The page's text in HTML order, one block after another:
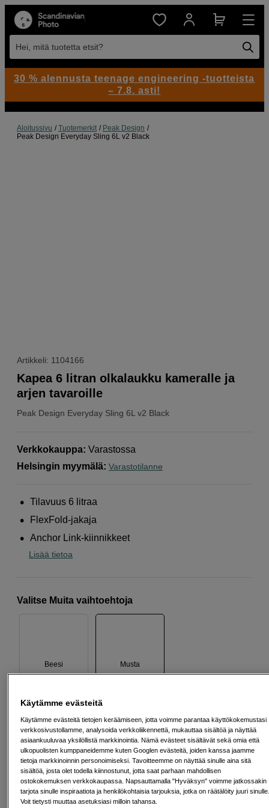
Hei, mitä tuotetta etsit?
Aloitussivu Tuotemerkit
Peak Design
Peak Design Everyday Sling 6L v2 Black
Artikkeli: 1104166
Peak Design Everyday Sling 6L v2 Black
Kapea 6 litran olkalaukku kameralle ja
arjen tavaroille
Verkkokauppa: Varastossa
Helsingin myymälä: Varastotilanne
Tilavuus 6 litraa
FlexFold-jakaja
Anchor Link-kiinnikkeet
Lisää tietoa
Valitse Muita vaihtoehtoja
Beesi Musta
136 EUR
Lisää ostoskoriin
Maksa Svea-erämaksulla
Esimerkki: 36 kk, 5 EUR/kk, yhteensä 185 EUR, todellinen vuosikorko
30 % alennusta teenage engineering -tuotteista
– 7.8. asti!
Käytämme evästeitä
Käytämme evästeitä tietojen keräämiseen, jotta voimme parantaa käyttökokemustasi
verkkosivustollamme, analysoida verkkoliikennettä, mukauttaa sisältöä ja näyttää
asiaankuuluvaa yksilöllistä markkinointia. Nämä evästeet sisältävät sekä omia että
ulkopuolisten kumppaneidemme kuten Googlen evästeitä, joiden kanssa jaamme
tietoja markkinoinnin personoimiseksi. Tavoitteemme on näyttää sinulle aina sitä
sisältöä, josta olet todella kiinnostunut, jotta saat parhaan mahdollisen
ostokokemuksen verkkokaupassa. Napsauttamalla "Hyväksyn" voimme jatkossakin
tarjota sinulle inspiraatiota ja henkilökohtaisia tarjouksia, jotka on räätälöity juuri
Voit tietysti muuttaa asetuksiasi milloin tahansa.